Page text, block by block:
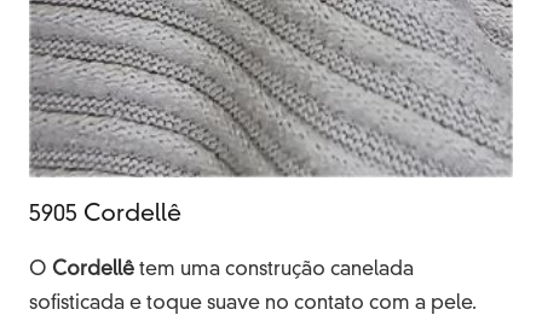
5905 Cordellê
O Cordellê tem uma construção canelada
sofisticada e toque suave no contato com a pele.